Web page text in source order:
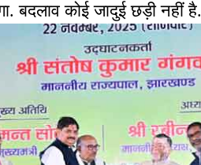
बदलाव कोई जादुई छड़ी नहीं है.